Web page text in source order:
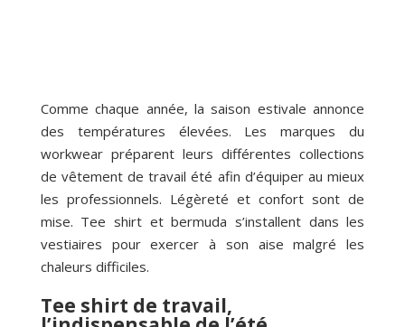
Comme chaque année, la saison estivale annonce
des températures élevées. Les marques du
workwear préparent leurs différentes collections
de vêtement de travail été afin d’équiper au mieux
les professionnels. Légèreté et confort sont de
mise. Tee shirt et bermuda s’installent dans les
vestiaires pour exercer à son aise malgré les
chaleurs difficiles.
Tee shirt de travail,